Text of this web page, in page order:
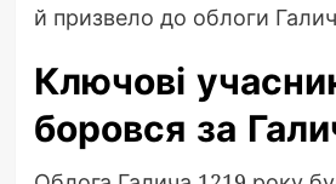
й призвело до облоги
Ключові
боровся за